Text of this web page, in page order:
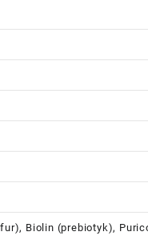
Biolin (prebiotyk),